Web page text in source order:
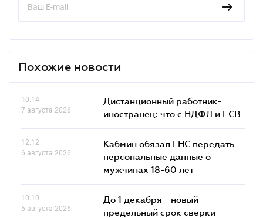
Похожие новости
10.14
7 августа 2026
Дистанционный работник-
иностранец: что с НДФЛ и ЕСВ
12.12
6 августа 2026
Кабмин обязал ГНС передать
персональные данные о
мужчинах 18-60 лет
10.10
5 августа 2026
До 1 декабря - новый
предельный срок сверки